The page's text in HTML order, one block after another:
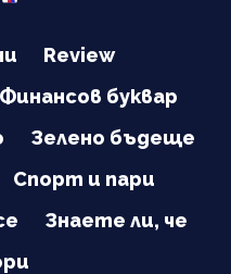
Review
Финансов буквар
Зелено бъдеще
Спорт и пари
Знаете ли, че